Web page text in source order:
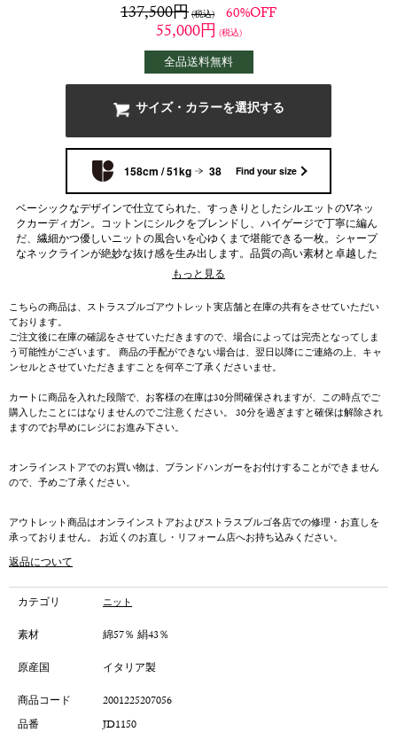
137,500円(税込) 60%OFF
55,000円 (税込)
全品送料無料
サイズ・カラーを選択する
158cm / 51kg 38 Find your size
ベーシックなデザインで仕立てられた、すっきりとしたシルエットのVネッ
クカーディガン。コットンにシルクをブレンドし、ハイゲージで丁寧に編ん
だ、繊細かつ優しいニットの風合いを心ゆくまで堪能できる一枚。シャープ
なネックラインが絶妙な抜け感を生み出します。品質の高い素材と卓越した
職人技術を活かしたコレクションをぜひお確かめください。
もっと見る
こちらの商品は、ストラスブルゴアウトレット実店舗と在庫の共有をさせていただい
ております。
ご注文後に在庫の確認をさせていただきますので、場合によっては完売となってしま
う可能性がございます。 商品の手配ができない場合は、翌日以降にご連絡の上、キャ
ンセルとさせていただきますことを何卒ご了承くださいませ。
カートに商品を入れた段階で、お客様の在庫は30分間確保されますが、この時点でご
購入したことにはなりませんのでご注意ください。 30分を過ぎますと確保は解除され
ますのでお早めにレジにお進み下さい。
オンラインストアでのお買い物は、ブランドハンガーをお付けすることができません
ので、予めご了承ください。
アウトレット商品はオンラインストアおよびストラスブルゴ各店での修理・お直しを
承っておりません。 お近くのお直し・リフォーム店へお持ち込みください。
返品について
カテゴリ ニット
素材
綿57％ 絹43％
原産国
イタリア製
商品コード
2001225207056
品番
JD1150